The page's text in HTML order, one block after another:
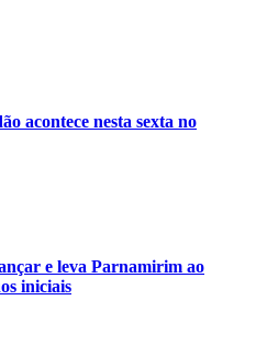
acontece nesta sexta no
e leva Parnamirim ao
iniciais